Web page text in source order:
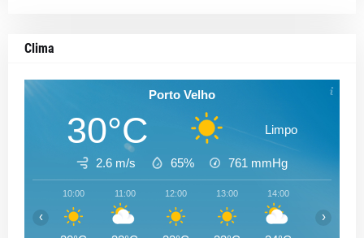
Clima
Porto Velho
30°C Limpo
2.6 m/s 65% 761 mmHg
10:00 11:00 12:00 13:00 14:00
‹ ›